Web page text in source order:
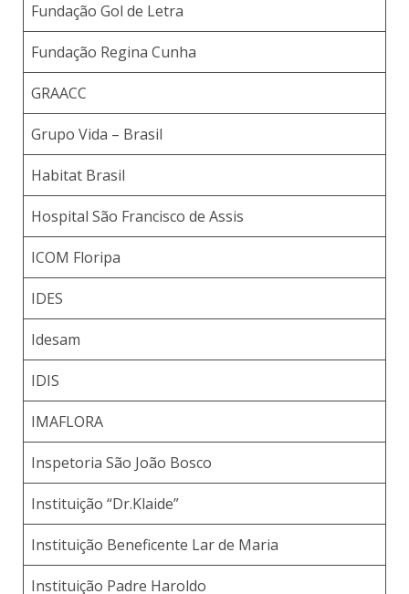
Fundação Gol de Letra
Fundação Regina Cunha
GRAACC
Grupo Vida – Brasil
Habitat Brasil
Hospital São Francisco de Assis
ICOM Floripa
IDES
Idesam
IDIS
IMAFLORA
Inspetoria São João Bosco
Instituição “Dr.Klaide”
Instituição Beneficente Lar de Maria
Instituição Padre Haroldo